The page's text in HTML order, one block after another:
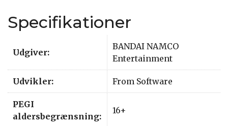
Specifikationer
Udgiver:
BANDAI NAMCO
Entertainment
Udvikler: From Software
PEGI
aldersbegrænsning:
16+